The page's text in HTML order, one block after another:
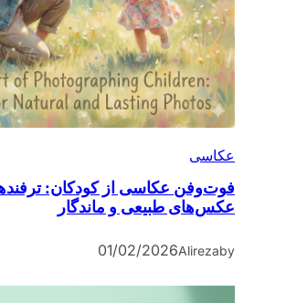
عکاسی
فوت‌وفن عکاسی از کودکان:
عکس‌های طبیعی و ماندگار
by
Alireza
01/02/2026